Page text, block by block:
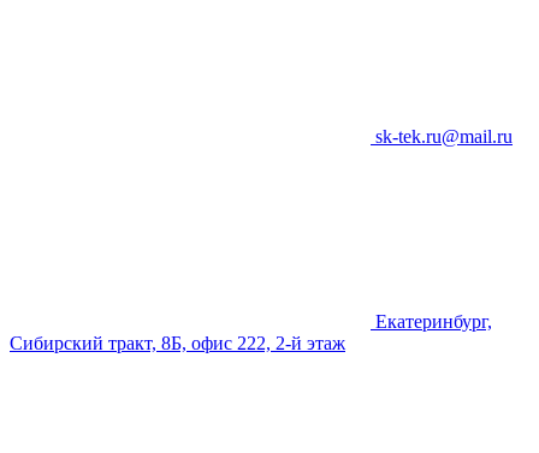
sk-tek.ru@mail.ru
Екатеринбург,
Сибирский тракт, 8Б, офис 222, 2-й этаж